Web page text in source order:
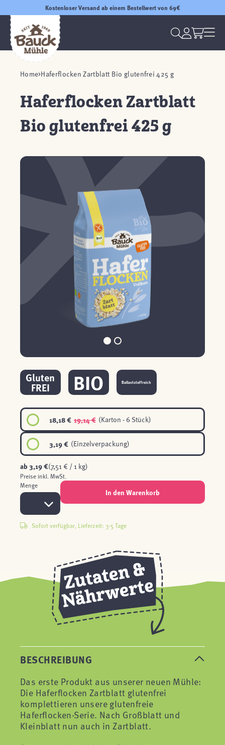
Kostenloser Versand ab einem Bestellwert von 69€
Home Haferflocken Zartblatt Bio glutenfrei 425 g
Gluten
FREI BIO Ballaststoffreich
Haferflocken Zartblatt
Bio glutenfrei 425 g
18,18 € 19,14 € (Karton - 6 Stück)
3,19 € (Einzelverpackung)
ab3,19 €(7,51 € / 1 kg)
Preise inkl. MwSt.
Menge
In den Warenkorb
Sofort verfügbar, Lieferzeit: 3-5 Tage
BESCHREIBUNG
Das erste Produkt aus unserer neuen Mühle:
Die Haferflocken Zartblatt glutenfrei
komplettieren unsere glutenfreie
Haferflocken-Serie. Nach Großblatt und
Kleinblatt nun auch in Zartblatt.